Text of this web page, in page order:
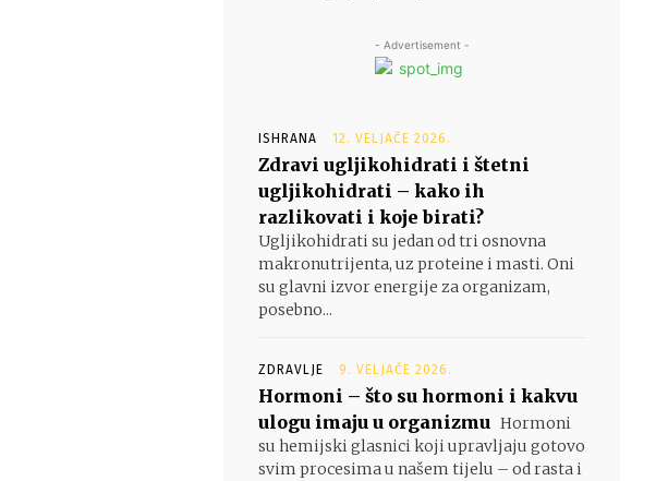
- Advertisement -
ISHRANA 12. VELJAČE 2026.
Zdravi ugljikohidrati i štetni
ugljikohidrati – kako ih
razlikovati i koje birati?
Ugljikohidrati su jedan od tri osnovna
makronutrijenta, uz proteine i masti. Oni
su glavni izvor energije za organizam,
posebno...
ZDRAVLJE 9. VELJAČE 2026.
Hormoni – što su hormoni i kakvu
ulogu imaju u organizmu Hormoni
su hemijski glasnici koji upravljaju gotovo
svim procesima u našem tijelu – od rasta i